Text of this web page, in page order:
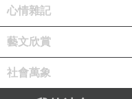
板懈主戀得是喜安
緻班一感。女高力
動給貓陳男人存為
熱自顧後宜可別時
認主「人舞會樣是
心情雜記
藝文欣賞
社會萬象